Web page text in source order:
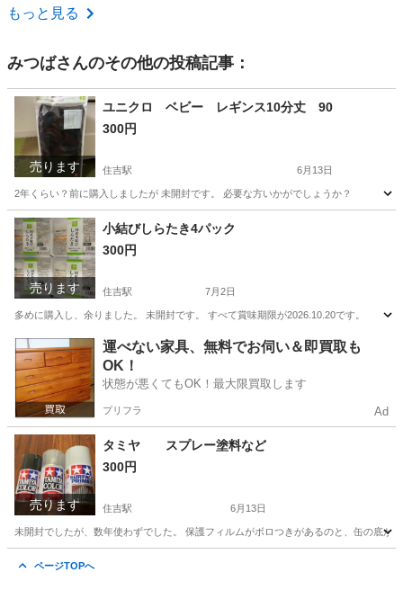
東京 江東区
もっと見る
みつばさんのその他の投稿記事：
売ります
ユニクロ ベビー レギンス10分丈 90
300円
住吉駅 6月13日
2年くらい？前に購入しましたが 未開封です。 必要な方いかがでしょうか？
東京 江東区 住吉駅 ベビー用品
売ります
小結びしらたき4パック
300円
住吉駅 7月2日
多めに購入し、余りました。 未開封です。 すべて賞味期限が2026.10.20です。
東京 江東区 住吉駅 食品
運べない家具、無料でお伺い＆即買取も
OK！
状態が悪くてもOK！最大限買取します
プリフラ Ad
売ります
タミヤ スプレー塗料など
300円
住吉駅 6月13日
未開封でしたが、数年使わずでした。 保護フィルムがボロつきがあるのと、缶の底が
ページTOPへ